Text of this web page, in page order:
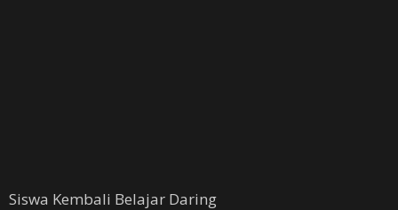
Siswa Kembali Belajar Daring